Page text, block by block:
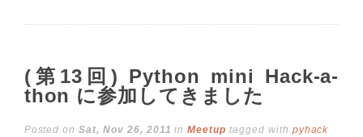
(第13回) Python mini Hack-a-
thon に参加してきました
Posted onSat, Nov 26, 2011 inMeetup tagged with pyhack